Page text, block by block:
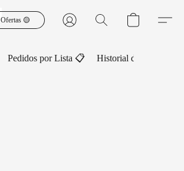
Ofertas 🟡
Pedidos por Lista 📋 Historial de Pedidos